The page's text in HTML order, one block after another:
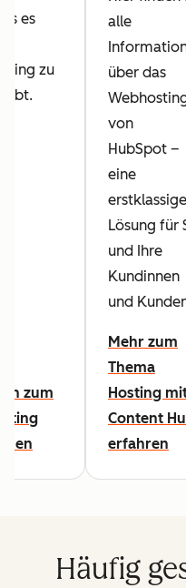
es
zu
gibt.
zum
alle
über das
von
HubSpot –
eine
erstklassige
Lösung für
und Ihre
Kundinnen
und
Mehr zum
Thema
Hosting
Content
erfahren
Häufig